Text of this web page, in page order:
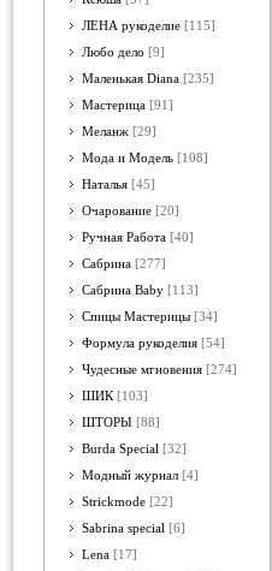
ЛЕНА рукоделие [115]
Любо дело [9]
Маленькая Diana [235]
Мастерица [91]
Меланж [29]
Мода и Модель [108]
Наталья [45]
Очарование [20]
Ручная Работа [40]
Сабрина [277]
Сабрина Baby [113]
Спицы Мастерицы [34]
Формула рукоделия [54]
Чудесные мгновения [274]
ШИК [103]
ШТОРЫ [88]
Burda Special [32]
Модный журнал [4]
Strickmode [22]
Sabrina special [6]
Lena [17]